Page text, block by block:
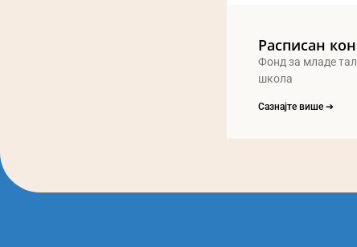
Расписан
Фонд за младе
школа
Сазнајте више ➔